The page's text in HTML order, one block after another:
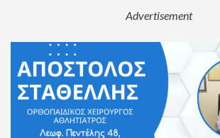
Advertisement